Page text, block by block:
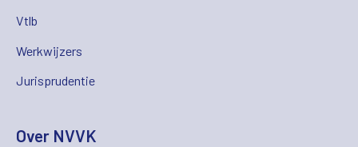
Vtlb
Werkwijzers
Jurisprudentie
Over NVVK